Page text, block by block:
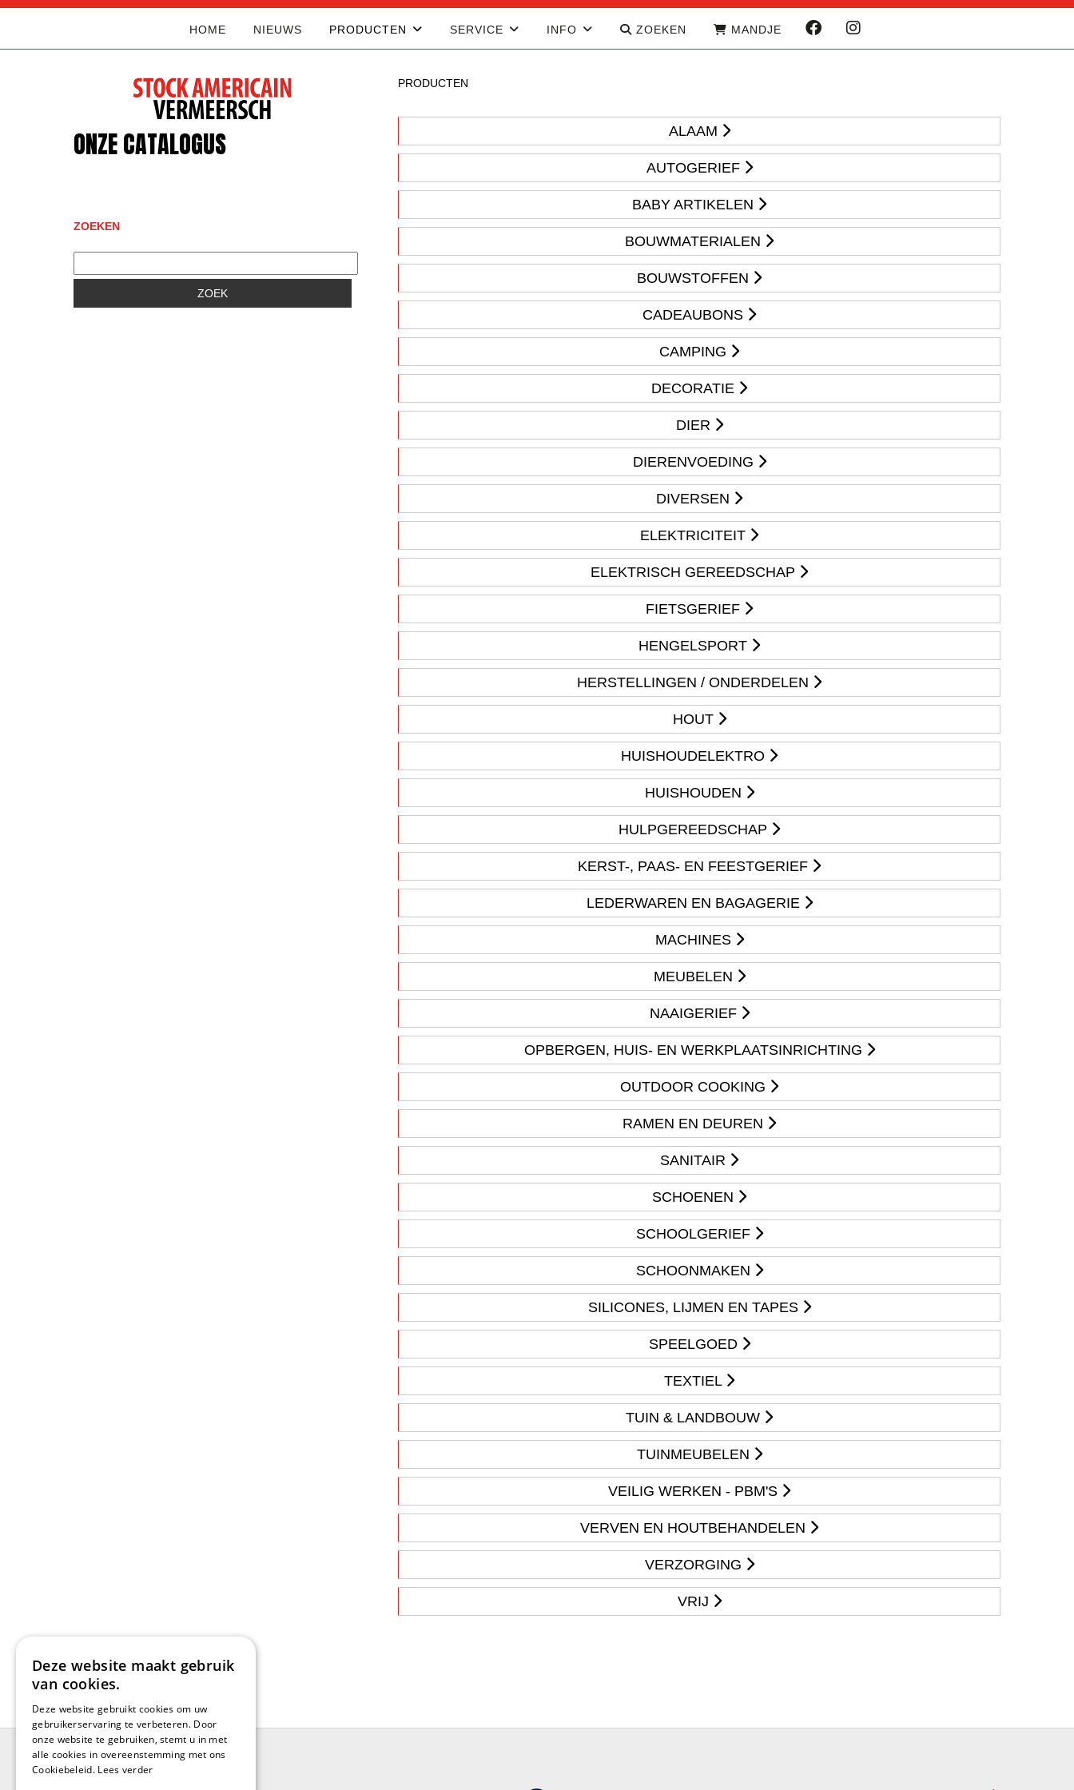
HOME NIEUWS PRODUCTEN SERVICE INFO ZOEKEN MANDJE
ONZE CATALOGUS
ZOEKEN
ZOEK
PRODUCTEN
ALAAM
AUTOGERIEF
BABY ARTIKELEN
BOUWMATERIALEN
BOUWSTOFFEN
CADEAUBONS
CAMPING
DECORATIE
DIER
DIERENVOEDING
DIVERSEN
ELEKTRICITEIT
ELEKTRISCH GEREEDSCHAP
FIETSGERIEF
HENGELSPORT
HERSTELLINGEN / ONDERDELEN
HOUT
HUISHOUDELEKTRO
HUISHOUDEN
HULPGEREEDSCHAP
KERST-, PAAS- EN FEESTGERIEF
LEDERWAREN EN BAGAGERIE
MACHINES
MEUBELEN
NAAIGERIEF
OPBERGEN, HUIS- EN WERKPLAATSINRICHTING
OUTDOOR COOKING
RAMEN EN DEUREN
SANITAIR
SCHOENEN
SCHOOLGERIEF
SCHOONMAKEN
SILICONES, LIJMEN EN TAPES
SPEELGOED
TEXTIEL
TUIN & LANDBOUW
TUINMEUBELEN
VEILIG WERKEN - PBM'S
VERVEN EN HOUTBEHANDELEN
VERZORGING
VRIJ
Deze website maakt gebruik
van cookies.
Deze website gebruikt cookies om uw
gebruikerservaring te verbeteren. Door
onze website te gebruiken, stemt u in met
alle cookies in overeenstemming met ons
Cookiebeleid. Lees verder